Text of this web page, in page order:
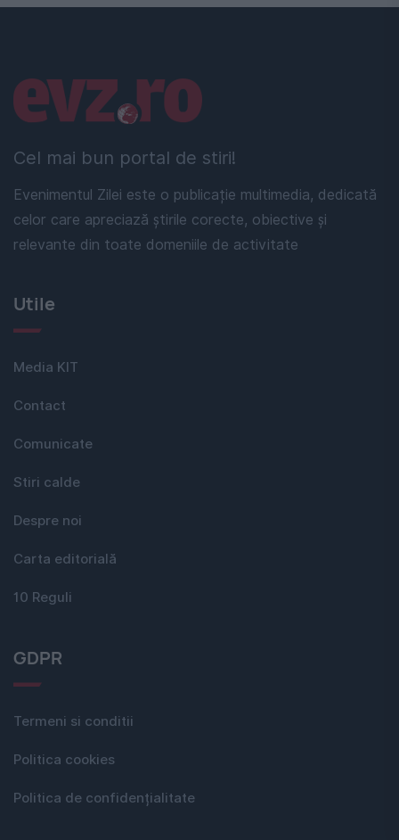
Cel mai bun portal de stiri!
Evenimentul Zilei este o publicație multimedia, dedicată
celor care apreciază știrile corecte, obiective și
relevante din toate domeniile de activitate
Linkuri utile
Utile
Media KIT
Contact
Comunicate
Stiri calde
Despre noi
Carta editorială
10 Reguli
GDPR
Termeni si conditii
Politica cookies
Politica de confidențialitate